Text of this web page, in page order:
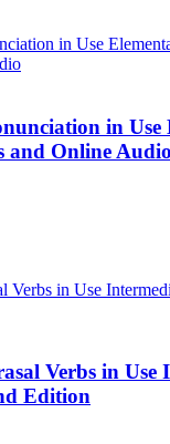
in Use
and Online Audio
Verbs in Use
Edition